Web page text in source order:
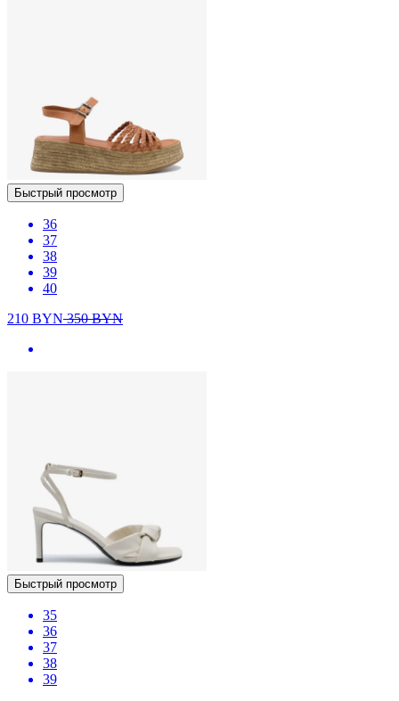
Быстрый просмотр
36
37
38
39
40
210 BYN350BYN
Быстрый просмотр
35
36
37
38
39